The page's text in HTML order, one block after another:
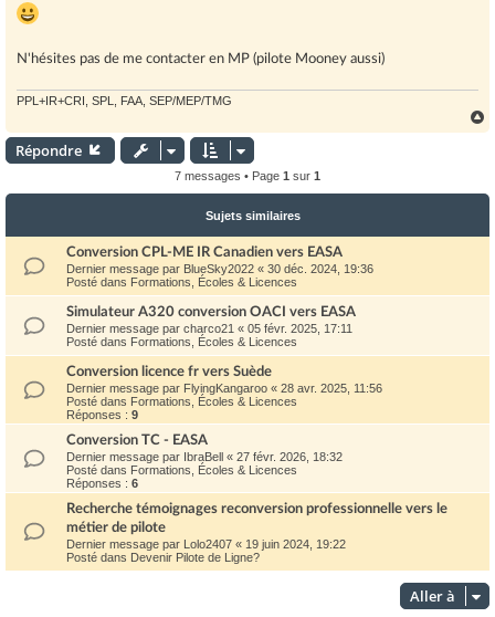
N'hésites pas de me contacter en MP (pilote Mooney aussi)
PPL+IR+CRI, SPL, FAA, SEP/MEP/TMG
a
Répondre
7 messages • Page 1 sur 1
Sujets similaires
Conversion CPL-ME IR Canadien vers EASA
Dernier message par BlueSky2022 « 30 déc. 2024, 19:36
Posté dans Formations, Écoles & Licences
Simulateur A320 conversion OACI vers EASA
Dernier message par charco21 « 05 févr. 2025, 17:11
Posté dans Formations, Écoles & Licences
Conversion licence fr vers Suède
Dernier message par FlyingKangaroo « 28 avr. 2025, 11:56
Posté dans Formations, Écoles & Licences
Réponses : 9
Conversion TC - EASA
Dernier message par IbraBell « 27 févr. 2026, 18:32
Posté dans Formations, Écoles & Licences
Réponses : 6
Recherche témoignages reconversion professionnelle vers le
métier de pilote
Dernier message par Lolo2407 « 19 juin 2024, 19:22
Posté dans Devenir Pilote de Ligne?
Aller à